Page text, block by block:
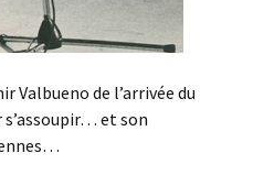
Valbueno de l’arrivée du
et son